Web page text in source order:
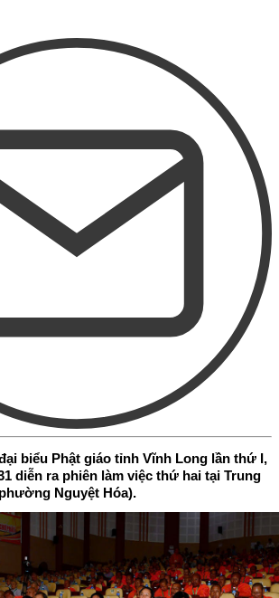
biểu Phật giáo tỉnh Vĩnh Long lần thứ I,
diễn ra phiên làm việc thứ hai tại Trung
Nguyệt Hóa).